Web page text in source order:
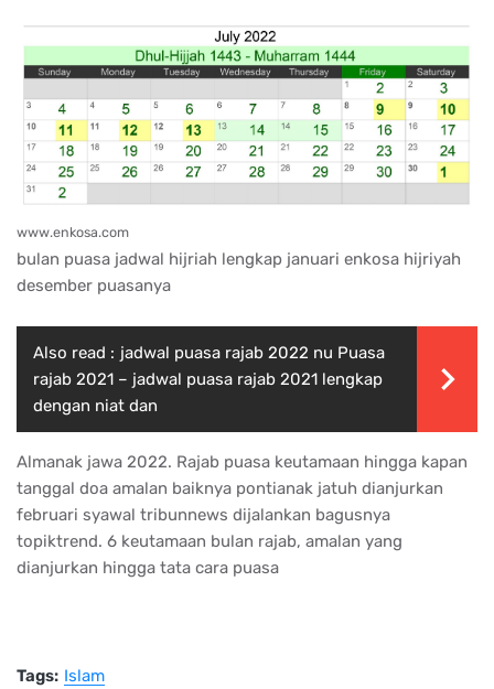
www.enkosa.com
bulan puasa jadwal hijriah lengkap januari enkosa hijriyah
desember puasanya
Also read : jadwal puasa rajab 2022 nu Puasa
rajab 2021 – jadwal puasa rajab 2021 lengkap
dengan niat dan
Almanak jawa 2022. Rajab puasa keutamaan hingga kapan
tanggal doa amalan baiknya pontianak jatuh dianjurkan
februari syawal tribunnews dijalankan bagusnya
topiktrend. 6 keutamaan bulan rajab, amalan yang
dianjurkan hingga tata cara puasa
Tags: Islam